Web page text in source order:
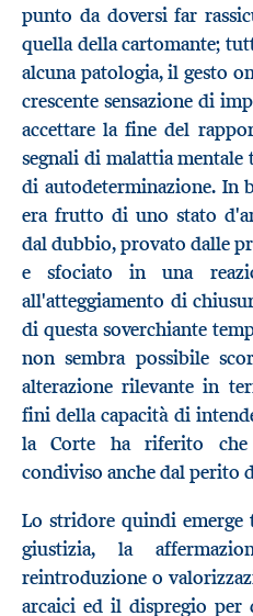
punto da doversi far
quella della cartomante;
alcuna patologia, il gesto
crescente sensazione di
accettare la fine del
segnali di malattia mentale
di autodeterminazione. In
era frutto di uno stato
dal dubbio, provato dalle
e sfociato in una
all'atteggiamento di
di questa soverchiante
non sembra possibile
alterazione rilevante in
fini della capacità di
la Corte ha riferito
condiviso anche dal perito
Lo stridore quindi emerge
giustizia, la
reintroduzione o
arcaici ed il dispregio per